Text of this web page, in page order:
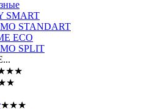
SMART
STANDART
ECO
SPLIT
★★★